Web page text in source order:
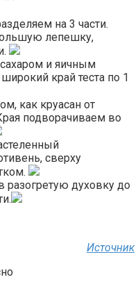
на 3 части.
лепешку,
и яичным
край теста по 1
как круасан от
подворачиваем во
сверху
разогретую духовку до
Источник